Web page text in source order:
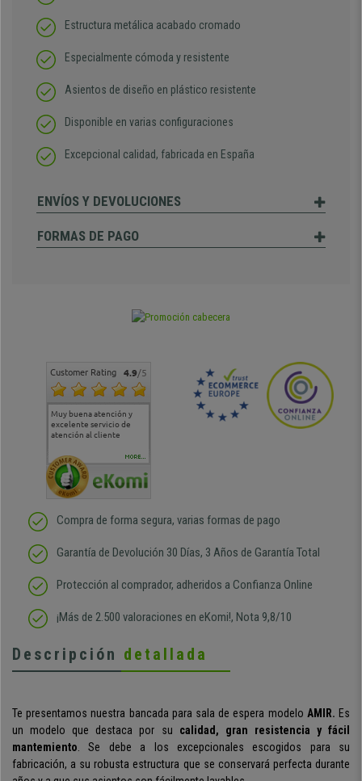
Estructura metálica acabado cromado
Especialmente cómoda y resistente
Asientos de diseño en plástico resistente
Disponible en varias configuraciones
Excepcional calidad, fabricada en España
ENVÍOS Y DEVOLUCIONES
FORMAS DE PAGO
Customer Rating 4.9/5
Muy buena atención y
excelente servicio de
atención al cliente
Muy buena atención de
cara al asesoramiento
Si estoy contento
MORE...
Compra de forma segura, varias formas de pago
Garantía de Devolución 30 Días, 3 Años de Garantía Total
Protección al comprador, adheridos a Confianza Online
¡Más de 2.500 valoraciones en eKomi!, Nota 9,8/10
Descripción detallada
Te presentamos nuestra bancada para sala de espera modelo AMIR. Es
un modelo que destaca por su calidad, gran resistencia y fácil
mantemiento . Se debe a los excepcionales escogidos para su
fabricación, a su robusta estructura que se conservará perfecta durante